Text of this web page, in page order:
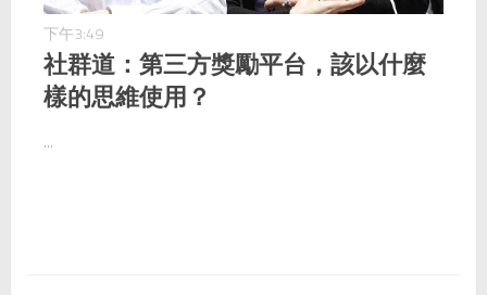
下午3:49
社群道：第三方獎勵平台，該以什麼
樣的思維使用？
...